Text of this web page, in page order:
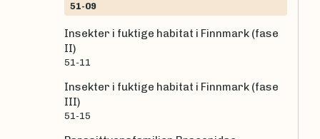
51-09
Insekter i fuktige habitat i Finnmark (fase
II)
51-11
Insekter i fuktige habitat i Finnmark (fase
III)
51-15